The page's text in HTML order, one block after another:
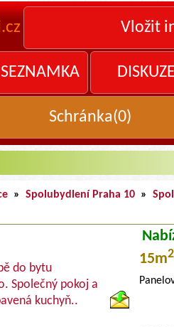
Vložit
Schránka(0)
» Spolubydlení Praha 10 »
do bytu
Společný pokoj a
kuchyň..
15m2